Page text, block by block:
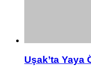
Uşak’ta